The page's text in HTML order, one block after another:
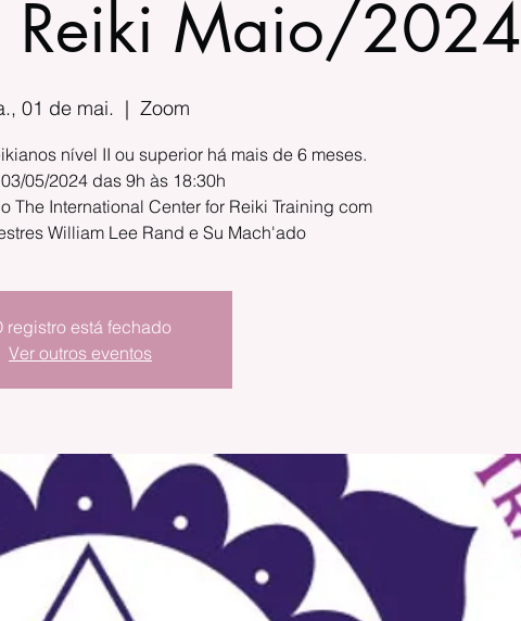
Reiki Maio/2024
01 de mai.
  |
Zoom
nível II ou superior há mais de 6 meses.
05/2024 das 9h às 18:30h
The International Center for Reiki Training com
William Lee Rand e Su Mach'ado
registro está fechado
Ver outros eventos